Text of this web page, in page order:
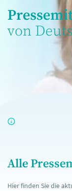
von
Alle
Hier finden Sie die